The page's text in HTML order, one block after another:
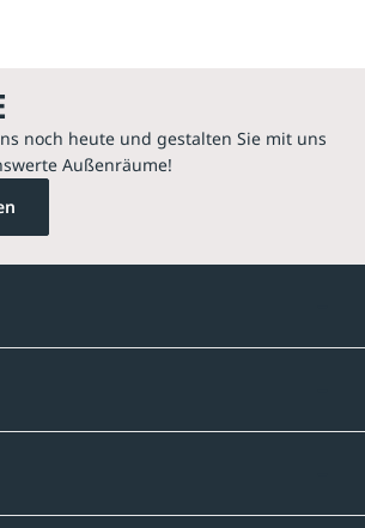
noch heute und gestalten Sie mit uns
Außenräume!